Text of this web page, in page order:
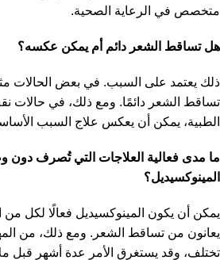
متخصص في الرعاية الصحية.
هل تساقط الشعر دائم أم يمكن عكسه؟
ذلك يعتمد على السبب. في بعض الحالات
تساقط الشعر دائمًا. ومع ذلك، في حالات
الطبية، يمكن أن يعكس علاج السبب
ما مدى فعالية العلاجات التي تُصرف دون
المينوكسيديل؟
يمكن أن يكون المينوكسيديل فعالًا لكل من
يعانون من تساقط الشعر. ومع ذلك، من
تختلف، وقد يستغرق الأمر عدة أشهر قبل